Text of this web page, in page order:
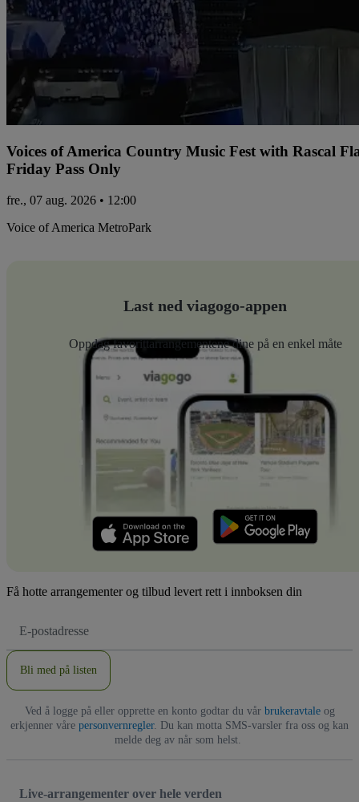
Voices of America Country Music Fest with Rascal
Friday Pass Only
fre., 07 aug. 2026 • 12:00
Voice of America MetroPark
Last ned viagogo-appen
Oppdag favorittarrangementene dine på en enkel måte
Få hotte arrangementer og tilbud levert rett i innboksen din
postadresse
Bli med på listen
Ved å logge på eller opprette en konto godtar du vår brukeravtaleog
erkjenner våre personvernregler. Du kan motta SMS-varsler fra oss og kan
melde deg av når som helst.
Live-arrangementer over hele verden